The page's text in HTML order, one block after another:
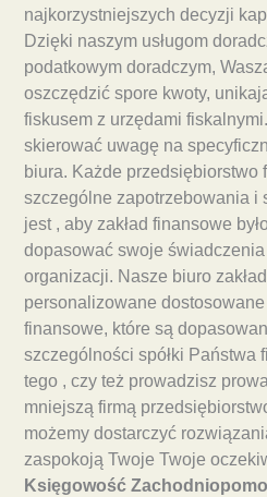
najkorzystniejszych decyzji
Dzięki naszym usługom
podatkowym doradczym,
oszczędzić spore kwoty,
fiskusem z urzędami
skierować uwagę na
biura. Każde przedsiębiorstwo
szczególne zapotrzebowania i
jest , aby zakład finansowe
dopasować swoje
organizacji. Nasze biuro
personalizowane dostosowane
finansowe, które są
szczególności spółki Państwa
tego , czy też prowadzisz
mniejszą firmą
możemy dostarczyć
zaspokoją Twoje Twoje
Księgowość